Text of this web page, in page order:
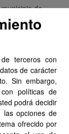
de
mantenida
la
de
por el
terceros con
de carácter
Sin embargo,
políticas de
podrá decidir
opciones de
ofrecido por